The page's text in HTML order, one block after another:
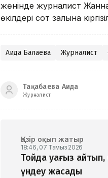
жөнінде журналист
өкілдері сот залына
Аида Балаева Журналист
Тақабаева Аида
Журналист
Қазір оқып жатыр
18:46, 07 Тамыз 2026
Тойда уағыз
үндеу жасады